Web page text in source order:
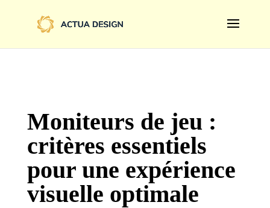
family=Limelight&display=swap');
Moniteurs de jeu :
critères essentiels
pour une expérience
visuelle optimale